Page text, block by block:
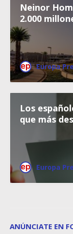
Neinor
2.000
Europa
Los
que más
Europa
ANÚNCIATE EN